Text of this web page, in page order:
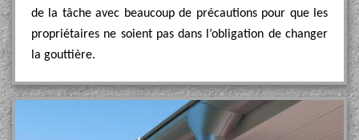
de la tâche avec beaucoup de précautions pour que les
propriétaires ne soient pas dans l’obligation de changer
la gouttière.